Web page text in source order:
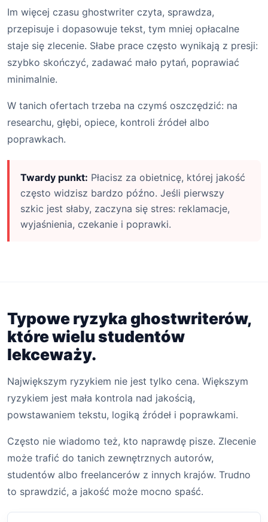
Im więcej czasu ghostwriter czyta, sprawdza,
przepisuje i dopasowuje tekst, tym mniej opłacalne
staje się zlecenie. Słabe prace często wynikają z presji:
szybko skończyć, zadawać mało pytań, poprawiać
minimalnie.
W tanich ofertach trzeba na czymś oszczędzić: na
researchu, głębi, opiece, kontroli źródeł albo
poprawkach.
Twardy punkt: Płacisz za obietnicę, której jakość
często widzisz bardzo późno. Jeśli pierwszy
szkic jest słaby, zaczyna się stres: reklamacje,
wyjaśnienia, czekanie i poprawki.
Typowe ryzyka ghostwriterów,
które wielu studentów
lekceważy.
Największym ryzykiem nie jest tylko cena. Większym
ryzykiem jest mała kontrola nad jakością,
powstawaniem tekstu, logiką źródeł i poprawkami.
Często nie wiadomo też, kto naprawdę pisze. Zlecenie
może trafić do tanich zewnętrznych autorów,
studentów albo freelancerów z innych krajów. Trudno
to sprawdzić, a jakość może mocno spaść.